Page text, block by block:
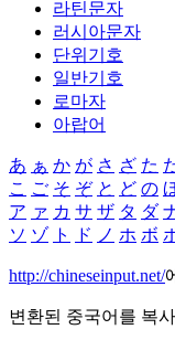
라틴문자
러시아문자
단위기호
일반기호
로마자
아랍어
あ ぁ か が さ ざ た
こ ご そ ぞ と ど の
ア ァ カ サ ザ タ ダ
ソ ゾ ト ド ノ ホ ボ
http://chineseinput.net/
변환된 중국어를 복